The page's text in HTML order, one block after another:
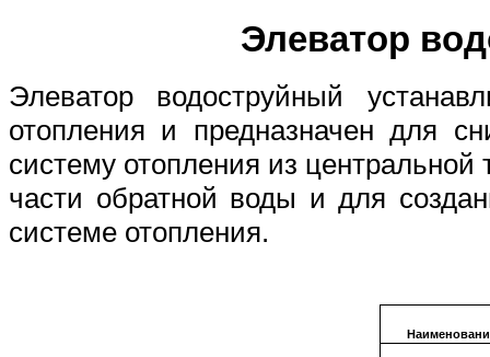
Элеватор
Элеватор водоструйный
отопления и предназначен для
систему отопления из
части обратной воды и для
системе отопления.